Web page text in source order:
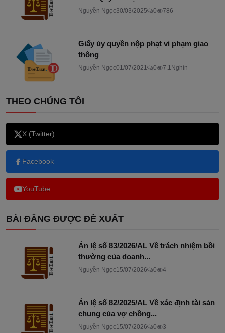
Nguyễn Ngọc30/03/2025 0 786
Giấy ủy quyền nộp phạt vi phạm giao
thông
Nguyễn Ngọc01/07/2021 0 7.1Nghìn
THEO CHÚNG TÔI
X (Twitter)
Facebook
YouTube
BÀI ĐĂNG ĐƯỢC ĐỀ XUẤT
Án lệ số 83/2026/AL Về trách nhiệm bồi
thường của doanh...
Nguyễn Ngọc15/07/2026 0 4
Án lệ số 82/2025/AL Về xác định tài sản
chung của vợ chồng...
Nguyễn Ngọc15/07/2026 0 3